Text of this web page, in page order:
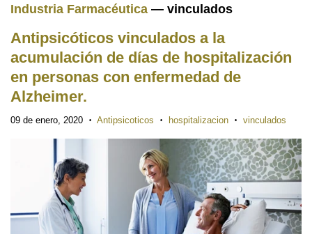
Industria Farmacéutica — vinculados
Antipsicóticos vinculados a la
acumulación de días de hospitalización
en personas con enfermedad de
Alzheimer.
09 de enero, 2020 • Antipsicoticos • hospitalizacion • vinculados